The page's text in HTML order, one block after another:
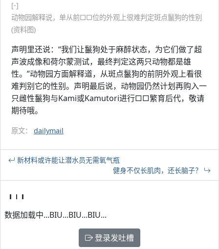
[-]
动物园解释说，单从前□□位的外观上很难判定斑点鬣狗的性别
(资料图)
声明里还说：“我们让鬣狗处于麻醉状态，为它们做了超
声波成像和荷尔蒙测试，最终判定这两只动物都是雄
性。”动物园方面解释道，从斑点鬣狗的前阴外观上看很
难判别它的性别。声明最后说，动物园仍然计划再购入一
只雌性鬣狗与Kami或Kamutori进行□□繁育后代，敬请
期待哦。
原文： dailymail
新材料或许能让潜水员无需氧气瓶
健身不仅长肌肉，还长脑子？
数据加载中...BIU...BIU...BIU...
登录发吐槽